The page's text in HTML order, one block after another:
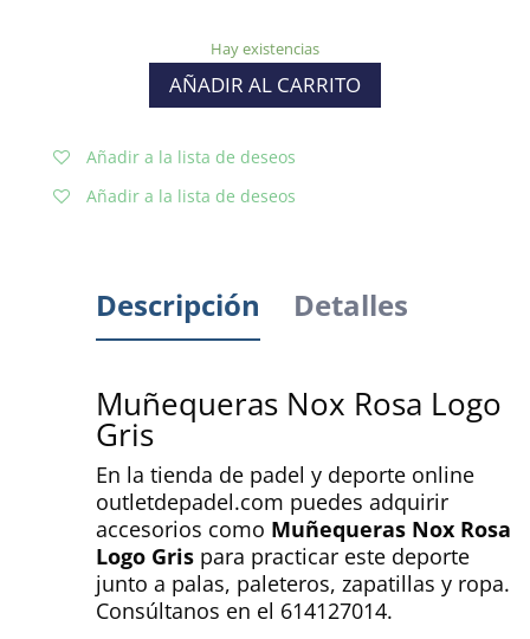
Hay existencias
AÑADIR AL CARRITO
Añadir a la lista de deseos
Añadir a la lista de deseos
Descripción Detalles
Muñequeras Nox Rosa Logo
Gris
En la tienda de padel y deporte online
outletdepadel.com puedes adquirir
accesorios como Muñequeras Nox Rosa
Logo Grispara practicar este deporte
junto a palas, paleteros, zapatillas y ropa.
Consúltanos en el 614127014.